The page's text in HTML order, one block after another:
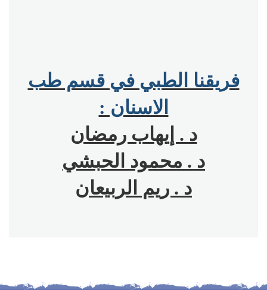
فريقنا الطبي في قسم طب
الاسنان :
د . إيهاب رمضان
د . محمود الحبشي
د . ريم الربيعان